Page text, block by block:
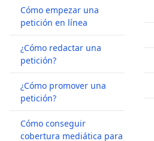
Cómo empezar una
petición en línea
¿Cómo redactar una
petición?
¿Cómo promover una
petición?
Cómo conseguir
cobertura mediática para